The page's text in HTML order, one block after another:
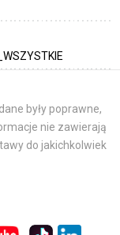
_WSZYSTKIE
były poprawne,
nie zawierają
do jakichkolwiek